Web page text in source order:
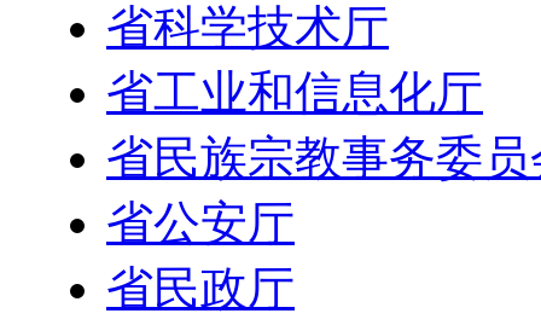
省科学技术厅
省工业和信息化厅
省民族宗教事务委员
省公安厅
省民政厅